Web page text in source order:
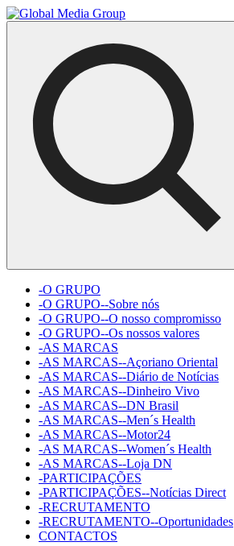
-O GRUPO
-O GRUPO--Sobre nós
-O GRUPO--O nosso compromisso
-O GRUPO--Os nossos valores
-AS MARCAS
-AS MARCAS--Açoriano Oriental
-AS MARCAS--Diário de Notícias
-AS MARCAS--Dinheiro Vivo
-AS MARCAS--DN Brasil
-AS MARCAS--Men´s Health
-AS MARCAS--Motor24
-AS MARCAS--Women´s Health
-AS MARCAS--Loja DN
-PARTICIPAÇÕES
-PARTICIPAÇÕES--Notícias Direct
-RECRUTAMENTO
-RECRUTAMENTO--Oportunidades
CONTACTOS